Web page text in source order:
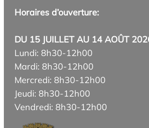
Horaires d’ouverture:
DU 15 JUILLET AU 14 AOÛT
Lundi: 8h30-12h00
Mardi: 8h30-12h00
Mercredi: 8h30-12h00
Jeudi: 8h30-12h00
Vendredi: 8h30-12h00